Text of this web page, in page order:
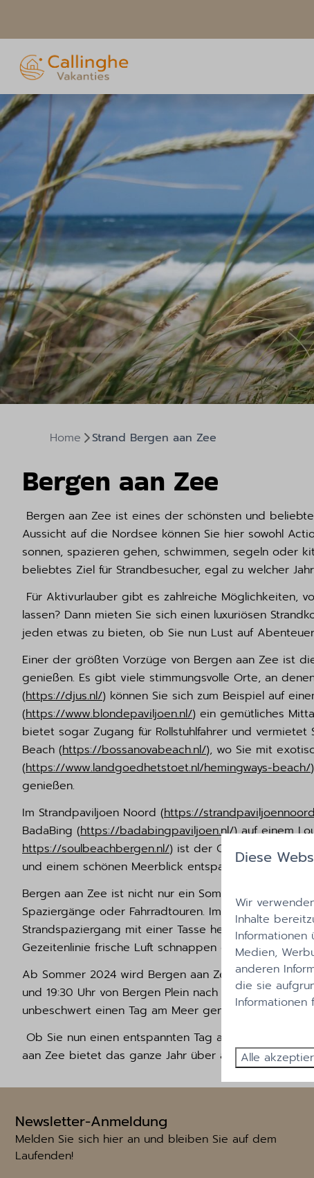
Home Strand Bergen aan Zee
Bergen aan Zee
Bergen aan Zee ist eines der schönsten und
Aussicht auf die Nordsee können Sie hier sowohl
sonnen, spazieren gehen, schwimmen, segeln oder
beliebtes Ziel für Strandbesucher, egal zu welcher
Für Aktivurlauber gibt es zahlreiche Möglichkeiten,
lassen? Dann mieten Sie sich einen luxuriösen
jeden etwas zu bieten, ob Sie nun Lust auf
Einer der größten Vorzüge von Bergen aan Zee ist
genießen. Es gibt viele stimmungsvolle Orte, an
(https://djus.nl/) können Sie sich zum Beispiel auf
(https://www.blondepaviljoen.nl/) ein gemütliches
bietet sogar Zugang für Rollstuhlfahrer und vermietet
Beach (https://bossanovabeach.nl/), wo Sie mit
(https://www.landgoedhetstoet.nl/hemingways-beach/
genießen.
Im Strandpaviljoen Noord (https://
BadaBing (https://badabingpaviljoen.nl/) auf einem
https://soulbeachbergen.nl/) ist der Ort für
und einem schönen Meerblick entspannen.
Bergen aan Zee ist nicht nur ein Sommerziel. Der
Spaziergänge oder Fahrradtouren. Im Herbst
Strandspaziergang mit einer Tasse heißer
Gezeitenlinie frische Luft schnappen oder an einem
Ab Sommer 2024 wird Bergen aan Zee auch wieder
und 19:30 Uhr von Bergen Plein nach Bergen aan
unbeschwert einen Tag am Meer genießen und das
Ob Sie nun einen entspannten Tag am Strand, eine
aan Zee bietet das ganze Jahr über alles für einen
Newsletter-Anmeldung
Melden Sie sich hier an und bleiben Sie auf dem
Laufenden!
Diese
Wir
Inhalte
Informationen
Medien,
anderen
die sie
Informationen
Alle